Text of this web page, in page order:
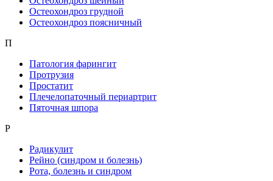
Остеохондроз грудной
Остеохондроз поясничный
П
Патология фарингит
Протрузия
Простатит
Плечелопаточный периартрит
Пяточная шпора
Р
Радикулит
Рейно (синдром и болезнь)
Рота, болезнь и синдром